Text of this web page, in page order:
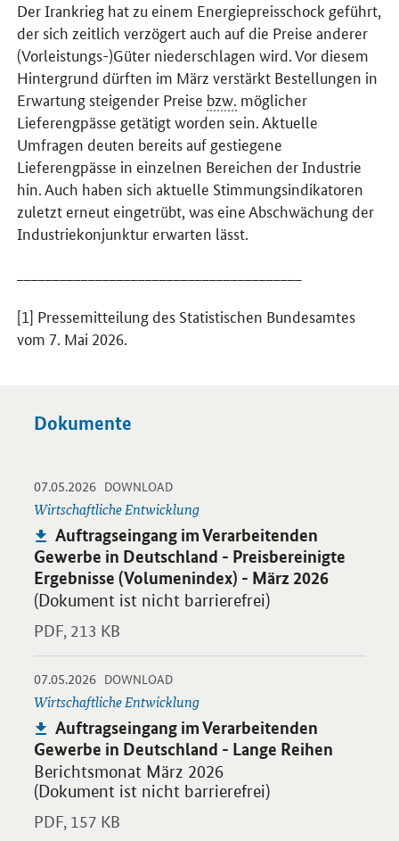
Der Irankrieg hat zu einem Energiepreisschock geführt,
der sich zeitlich verzögert auch auf die Preise anderer
(Vorleistungs-)Güter niederschlagen wird. Vor diesem
Hintergrund dürften im März verstärkt Bestellungen in
Erwartung steigender Preise bzw. möglicher
Lieferengpässe getätigt worden sein. Aktuelle
Umfragen deuten bereits auf gestiegene
Lieferengpässe in einzelnen Bereichen der Industrie
hin. Auch haben sich aktuelle Stimmungsindikatoren
zuletzt erneut eingetrübt, was eine Abschwächung der
Industriekonjunktur erwarten lässt.
[1] Pressemitteilung des Statistischen Bundesamtes
vom 7. Mai 2026.
Dokumente
07.05.2026 -
DOWNLOAD-
Wirtschaftliche Entwicklung
Publikation:
Auftragseingang im Verarbeitenden
Gewerbe in Deutschland - Preisbereinigte
Ergebnisse (Volumenindex) - März 2026
(Dokument ist nicht barrierefrei)
PDF, 213 KB
Öffnet PDF "Auftragseingang im Verarbeitenden Gewerbe in
07.05.2026 -
DOWNLOAD-
Wirtschaftliche Entwicklung
Publikation:
Auftragseingang im Verarbeitenden
Gewerbe in Deutschland - Lange Reihen
Berichtsmonat März 2026
(Dokument ist nicht barrierefrei)
PDF, 157 KB
Öffnet PDF "Auftragseingang im Verarbeitenden Gewerbe in